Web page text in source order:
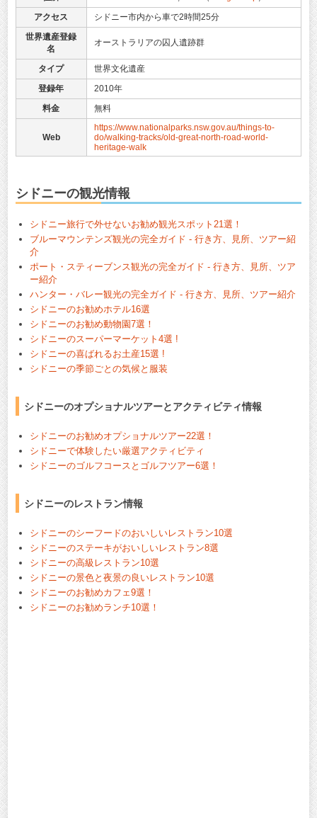
アクセス
シドニー市内から車で2時間25分
世界遺産登録
名
オーストラリアの囚人遺跡群
タイプ
世界文化遺産
登録年
2010年
料金
無料
Web
https://www.nationalparks.nsw.gov.au/things-to-
do/walking-tracks/old-great-north-road-world-
heritage-walk
シドニーの観光情報
シドニー旅行で外せないお勧め観光スポット21選！
ブルーマウンテンズ観光の完全ガイド - 行き方、見所、ツアー紹
介
ポート・スティーブンス観光の完全ガイド - 行き方、見所、ツア
ー紹介
ハンター・バレー観光の完全ガイド - 行き方、見所、ツアー紹介
シドニーのお勧めホテル16選
シドニーのお勧め動物園7選！
シドニーのスーパーマーケット4選 !
シドニーの喜ばれるお土産15選 !
シドニーの季節ごとの気候と服装
シドニーのオプショナルツアーとアクティビティ情報
シドニーのお勧めオプショナルツアー22選！
シドニーで体験したい厳選アクティビティ
シドニーのゴルフコースとゴルフツアー6選！
シドニーのレストラン情報
シドニーのシーフードのおいしいレストラン10選
シドニーのステーキがおいしいレストラン8選
シドニーの高級レストラン10選
シドニーの景色と夜景の良いレストラン10選
シドニーのお勧めカフェ9選！
シドニーのお勧めランチ10選！